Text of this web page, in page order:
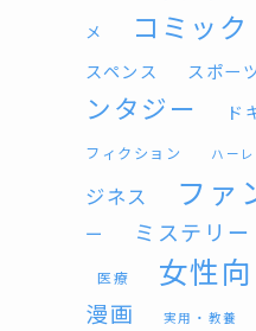
メ
コミック
スペンス
スポー
ンタジー
ド
フィクション
ハー
ジネス
ファ
ー
ミステリー
医療 女性
漫画
実用・教養